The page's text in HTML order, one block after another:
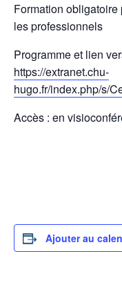
Formation
les professionnels
Programme et lien
https://extranet.chu-
hugo.fr/index.php/s/
Accès : en
Ajouter au